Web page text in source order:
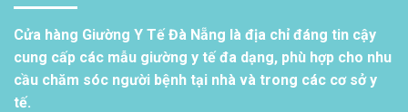
Cửa hàng Giường Y Tế Đà Nẵng là địa chỉ đáng tin cậy
cung cấp các mẫu giường y tế đa dạng, phù hợp cho nhu
cầu chăm sóc người bệnh tại nhà và trong các cơ sở y
tế.